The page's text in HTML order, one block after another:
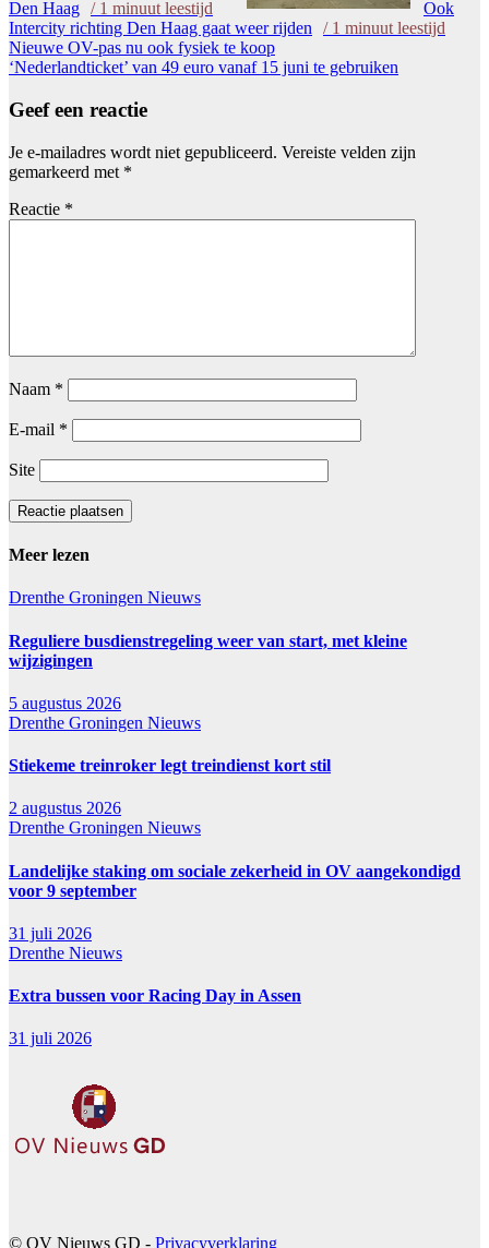
Den Haag / 1 minuut leestijd
Ook
Intercity richting Den Haag gaat weer rijden
/ 1 minuut leestijd
Bericht
navigatie
Nieuwe OV-pas nu ook fysiek te koop
‘Nederlandticket’ van 49 euro vanaf 15 juni te gebruiken
Geef een reactie
Je e-mailadres wordt niet gepubliceerd. Vereiste velden zijn
gemarkeerd met *
Reactie *
Naam *
E-mail *
Site
Meer lezen
Drenthe Groningen Nieuws
Reguliere busdienstregeling weer van start, met kleine
wijzigingen
5 augustus 2026
Drenthe Groningen Nieuws
Stiekeme treinroker legt treindienst kort stil
2 augustus 2026
Drenthe Groningen Nieuws
Landelijke staking om sociale zekerheid in OV aangekondigd
voor 9 september
31 juli 2026
Drenthe Nieuws
Extra bussen voor Racing Day in Assen
31 juli 2026
© OV Nieuws GD - Privacyverklaring